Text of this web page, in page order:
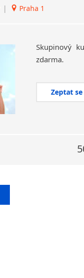
| Praha 1
Skupinový
zdarma.
Zeptat